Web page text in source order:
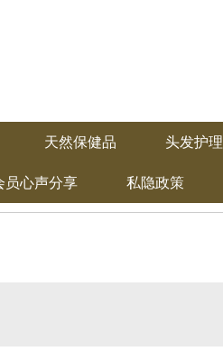
天然保健品 头发护理
员心声分享 私隐政策